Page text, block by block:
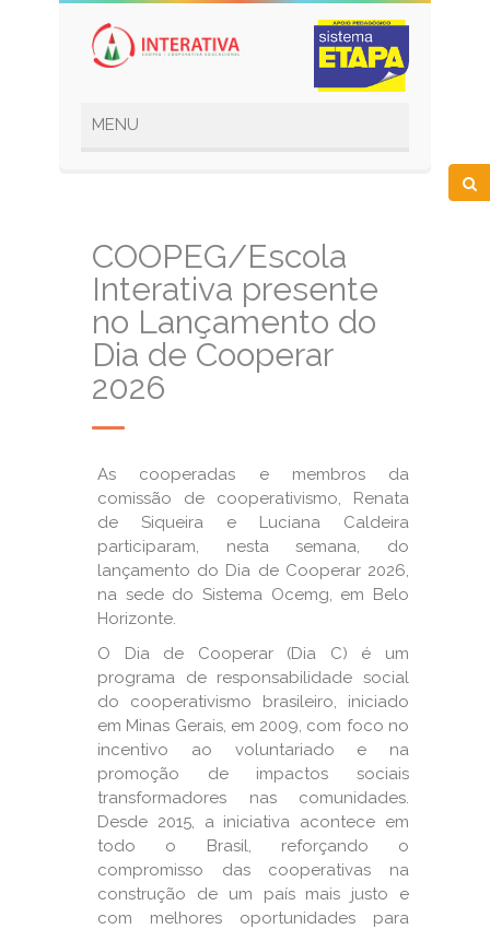
COOPEG/Escola
Interativa presente
no Lançamento do
Dia de Cooperar
2026
As cooperadas e membros da
comissão de cooperativismo, Renata
de Siqueira e Luciana Caldeira
participaram, nesta semana, do
lançamento do Dia de Cooperar 2026,
na sede do Sistema Ocemg, em Belo
Horizonte.
O Dia de Cooperar (Dia C) é um
programa de responsabilidade social
do cooperativismo brasileiro, iniciado
em Minas Gerais, em 2009, com foco no
incentivo ao voluntariado e na
promoção de impactos sociais
transformadores nas comunidades.
Desde 2015, a iniciativa acontece em
todo o Brasil, reforçando o
compromisso das cooperativas na
construção de um país mais justo e
com melhores oportunidades para